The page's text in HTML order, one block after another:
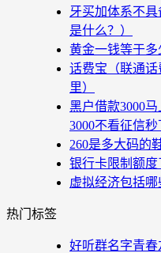
牙买加体系不
是什么？）
黄金一钱等于多
话费宝（联通
里）
黑户借款3000
3000不看征信秒
260是多大码的
银行卡限制额
虚拟经济包括哪
热门标签
好听群名字青春